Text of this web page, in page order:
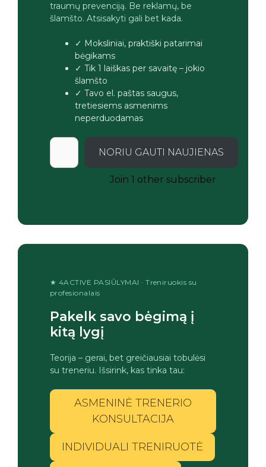
traumų prevenciją. Be reklamų, be
šlamšto. Atsisakyti gali bet kada.
✓ Moksliniai, praktiški patarimai
bėgikams
✓ Tik 1 laiškas per savaitę – jokio
šlamšto
✓ Tavo el. paštas saugus,
tretiesiems asmenims
neperduodamas
NORIU GAUTI NAUJIENAS
Join 1 other subscriber
★ 4ACTIVE PASIŪLYMAI · Treniruokis su
profesionalais
Pakelk savo bėgimą į
kitą lygį
Teorija – gerai, bet greičiausiai tobulėsi
su treneriu. Išsirink, kas tinka tau:
ASMENINĖ TRENERIO
KONSULTACIJA
INDIVIDUALI TRENIRUOTĖ